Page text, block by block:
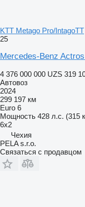
KTT Metago Pro/IntagoTT
25
Mercedes-Benz
4 376 000 000 UZS 319
Автовоз
2024
299 197 км
Euro 6
Мощность 428 л.с. (315
6x2
Чехия
PELA s.r.o.
Связаться с продавцом